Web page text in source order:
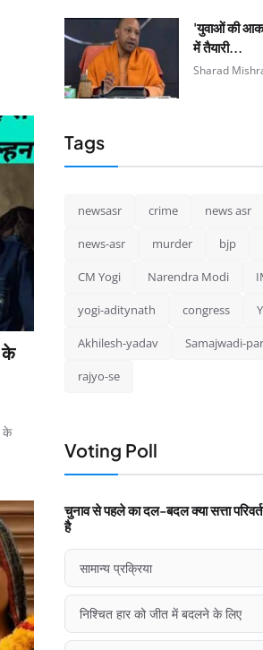
के
के
'युवाओं की
में तैयारी...
Sharad
Tags
newsasr crime news asr
news-asr murder bjp
CM Yogi Narendra Modi
yogi-aditynath congress
Akhilesh-yadav Samajwadi-
rajyo-se
Voting Poll
चुनाव से पहले का दल-बदल क्या सत्ता
है
सामान्य प्रक्रिया
निश्चित हार को जीत में बदलने के लिए